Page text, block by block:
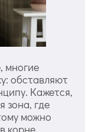
многие
обставляют
Кажется,
зона, где
можно
корне